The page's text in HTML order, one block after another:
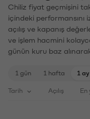
Chiliz fiyat geçmişini
içindeki performansını
açılış ve kapanış
ve işlem hacmini
günün kuru baz
1 gün 1 hafta 1 ay
Tarih Açılış En